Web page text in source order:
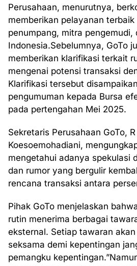
Perusahaan, menurutnya,
memberikan pelayanan terbaik
penumpang, mitra pengemudi,
Indonesia.Sebelumnya, GoTo
memberikan klarifikasi terkait
mengenai potensi transaksi
Klarifikasi tersebut
pengumuman kepada Bursa
pada pertengahan Mei 2025.
Sekretaris Perusahaan GoTo,
Koesoemohadiani,
mengetahui adanya spekulasi
dan rumor yang bergulir
rencana transaksi antara
Pihak GoTo menjelaskan
rutin menerima berbagai
eksternal. Setiap tawaran
seksama demi kepentingan
pemangku